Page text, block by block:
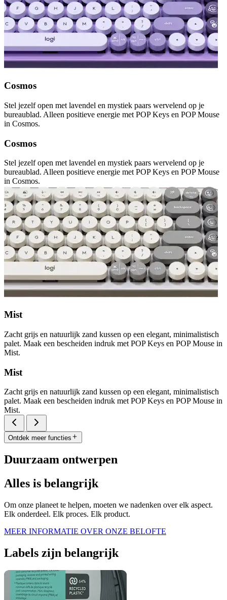
Cosmos
Stel jezelf open met lavendel en mystiek paars wervelend op je
bureaublad. Alleen positieve energie met POP Keys en POP Mouse
in Cosmos.
Cosmos
Stel jezelf open met lavendel en mystiek paars wervelend op je
bureaublad. Alleen positieve energie met POP Keys en POP Mouse
in Cosmos.
Mist
Zacht grijs en natuurlijk zand kussen op een elegant, minimalistisch
palet. Maak een bescheiden indruk met POP Keys en POP Mouse in
Mist.
Mist
Zacht grijs en natuurlijk zand kussen op een elegant, minimalistisch
palet. Maak een bescheiden indruk met POP Keys en POP Mouse in
Mist.
Ontdek meer functies
Duurzaam ontwerpen
Alles is belangrijk
Om onze planeet te helpen, moeten we nadenken over elk aspect.
Elk onderdeel. Elk proces. Elk product.
MEER INFORMATIE OVER ONZE BELOFTE
Labels zijn belangrijk